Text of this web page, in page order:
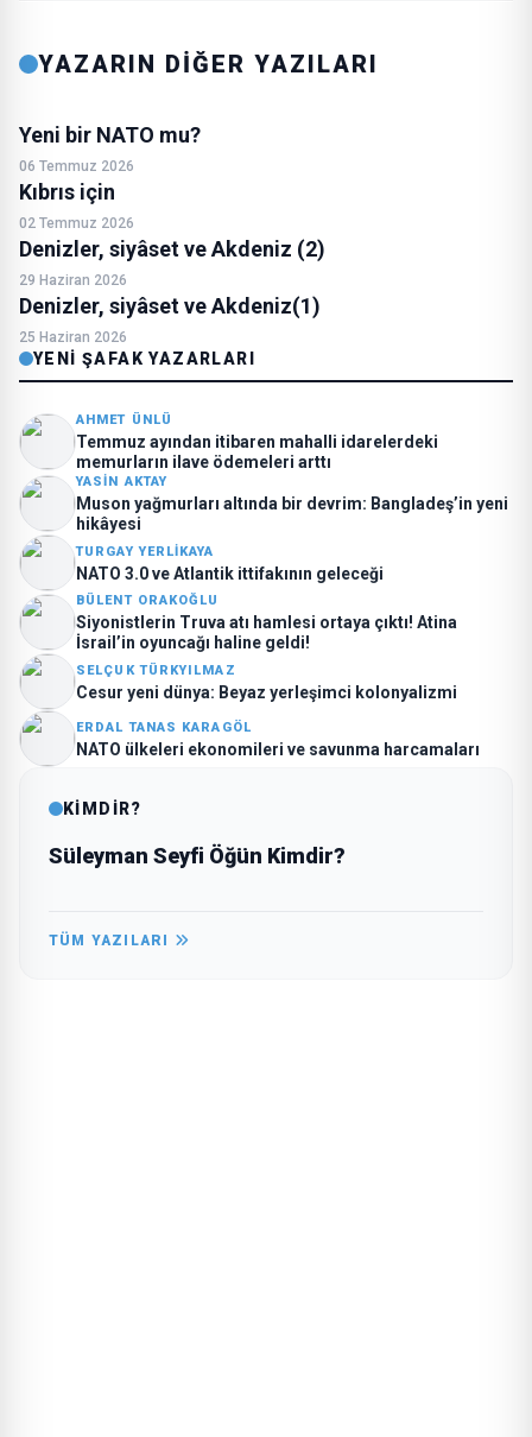
YAZARIN DİĞER YAZILARI
Yeni bir NATO mu?
06 Temmuz 2026
Kıbrıs için
02 Temmuz 2026
Denizler, siyâset ve Akdeniz (2)
29 Haziran 2026
Denizler, siyâset ve Akdeniz(1)
25 Haziran 2026
YENI ŞAFAK YAZARLARI
AHMET ÜNLÜ
Temmuz ayından itibaren mahalli idarelerdeki
memurların ilave ödemeleri arttı
YASIN AKTAY
Muson yağmurları altında bir devrim: Bangladeş’in yeni
hikâyesi
TURGAY YERLIKAYA
NATO 3.0 ve Atlantik ittifakının geleceği
BÜLENT ORAKOĞLU
Siyonistlerin Truva atı hamlesi ortaya çıktı! Atina
İsrail’in oyuncağı haline geldi!
SELÇUK TÜRKYILMAZ
Cesur yeni dünya: Beyaz yerleşimci kolonyalizmi
ERDAL TANAS KARAGÖL
NATO ülkeleri ekonomileri ve savunma harcamaları
KİMDİR?
Süleyman Seyfi Öğün Kimdir?
TÜM YAZILARI